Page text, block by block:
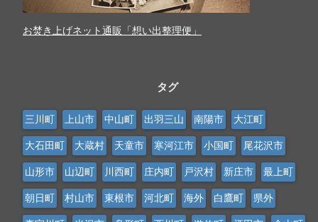
お焚き上げネット通販「想い出整理便」
タグ
三川町 上山市 中山町 出羽三山 南陽市 大江町
大石田町 大蔵村 天童市 寒河江市 小国町 尾花沢市
山形市 山辺町 川西町 庄内町 戸沢村 新庄市 最上町
朝日町 村山市 東根市 河北町 海外 白鷹町 県外